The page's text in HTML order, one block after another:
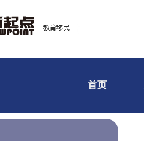
首页